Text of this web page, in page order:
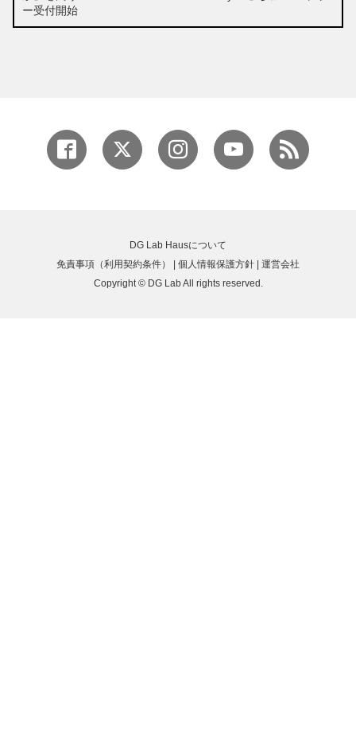
ー受付開始
DG Lab Hausについて
免責事項（利用契約条件）
個人情報保護方針
運営会社
Copyright © DG Lab All rights reserved.